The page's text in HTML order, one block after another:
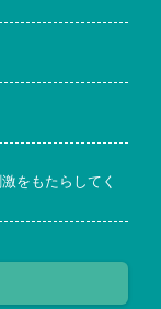
をもたらしてく